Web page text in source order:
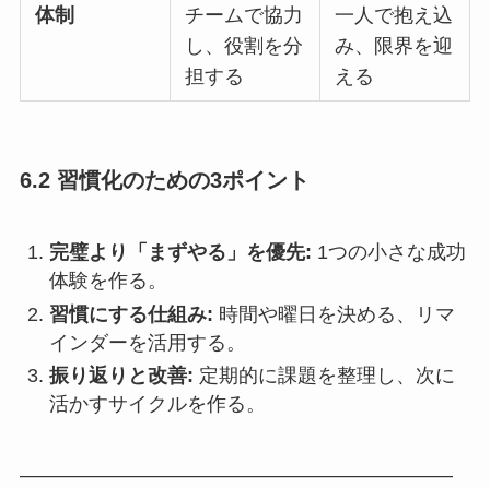
体制
チームで協力
し、役割を分
担する
一人で抱え込
み、限界を迎
える
6.2 習慣化のための3ポイント
完璧より「まずやる」を優先: 1つの小さな成功
体験を作る。
習慣にする仕組み: 時間や曜日を決める、リマ
インダーを活用する。
振り返りと改善: 定期的に課題を整理し、次に
活かすサイクルを作る。
——————————————————————